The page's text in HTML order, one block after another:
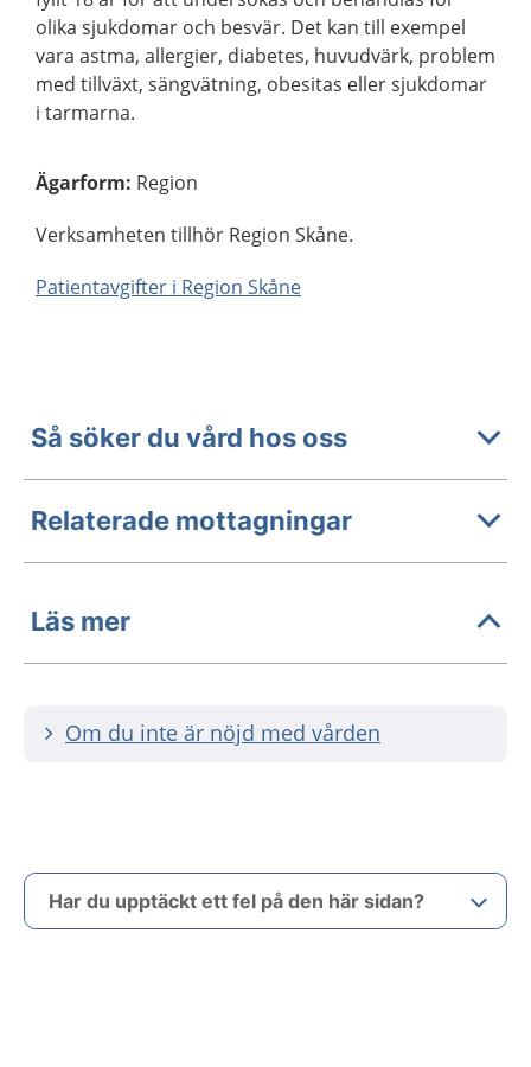
olika sjukdomar och besvär. Det kan till exempel
vara astma, allergier, diabetes, huvudvärk, problem
med tillväxt, sängvätning, obesitas eller sjukdomar
i tarmarna.
Ägarform: Region
Verksamheten tillhör Region Skåne.
Patientavgifter i Region Skåne
Så söker du vård hos oss
Relaterade mottagningar
Läs mer
Om du inte är nöjd med vården
Har du upptäckt ett fel på den här sidan?